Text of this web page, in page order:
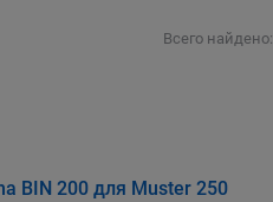
Всего найдено:
BIN 200 для Muster 250